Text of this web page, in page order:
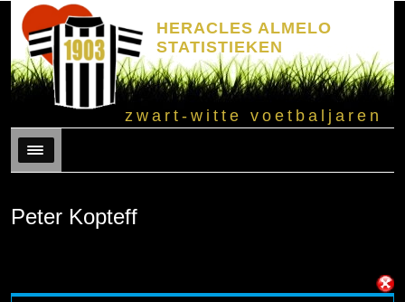
HERACLES ALMELO
STATISTIEKEN
zwart-witte voetbaljaren
Menu
Peter Kopteff